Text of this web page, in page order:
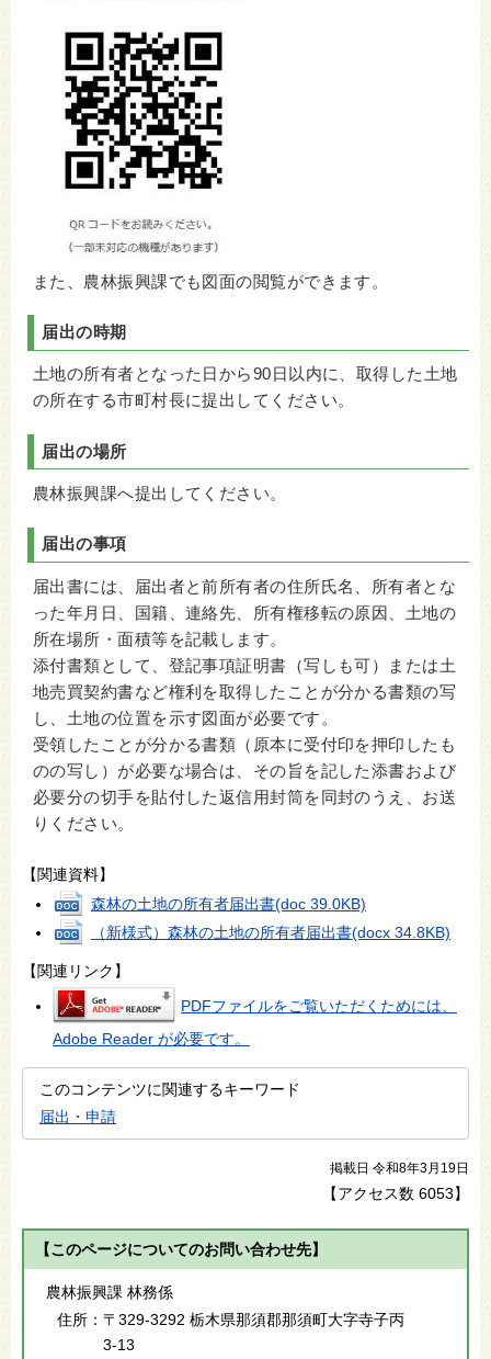
また、農林振興課でも図面の閲覧ができます。
届出の時期
土地の所有者となった日から90日以内に、取得した土地
の所在する市町村長に提出してください。
届出の場所
農林振興課へ提出してください。
届出の事項
届出書には、届出者と前所有者の住所氏名、所有者とな
った年月日、国籍、連絡先、所有権移転の原因、土地の
所在場所・面積等を記載します。
添付書類として、登記事項証明書（写しも可）または土
地売買契約書など権利を取得したことが分かる書類の写
し、土地の位置を示す図面が必要です。
受領したことが分かる書類（原本に受付印を押印したも
のの写し）が必要な場合は、その旨を記した添書および
必要分の切手を貼付した返信用封筒を同封のうえ、お送
りください。
【関連資料】
森林の土地の所有者届出書(doc 39.0KB)
（新様式）森林の土地の所有者届出書(docx 34.8KB)
【関連リンク】
PDFファイルをご覧いただくためには、
Adobe Reader が必要です。
このコンテンツに関連するキーワード
届出・申請
掲載日 令和8年3月19日
【アクセス数 6053】
【このページについてのお問い合わせ先】
農林振興課 林務係
住所： 〒329-3292 栃木県那須郡那須町大字寺子丙
3-13